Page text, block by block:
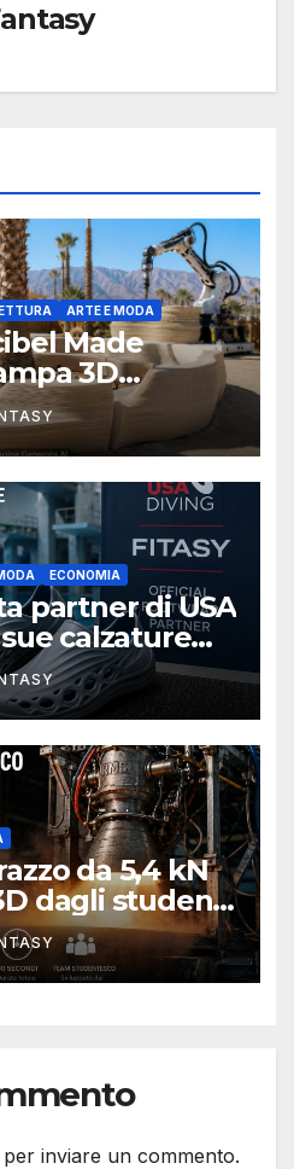
ARTE E MODA
Made
3D
spazi di
30 panchine da
fondato
ECONOMIA
partner di USA
calzature
da 5,4 kN
dagli studenti
of Melbourne
per inviare un commento.